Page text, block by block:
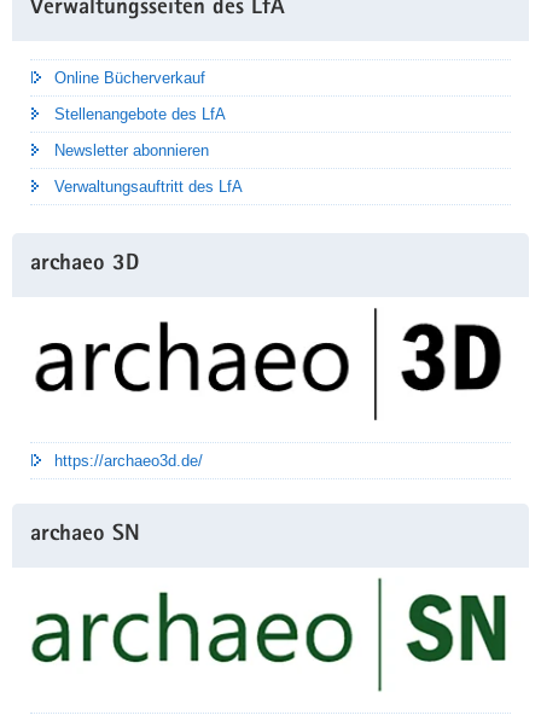
Information
Verwaltungsseiten des LfA
Online Bücherverkauf
Stellenangebote des LfA
Newsletter abonnieren
Verwaltungsauftritt des LfA
archaeo 3D
https://archaeo3d.de/
archaeo SN